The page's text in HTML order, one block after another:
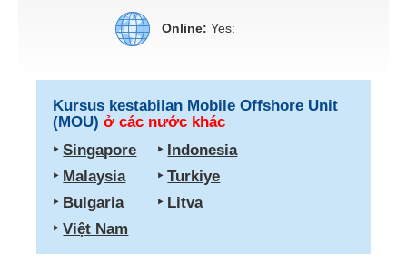
Online: Yes:
Kursus kestabilan Mobile Offshore Unit
(MOU)ở các nước khác
‣Singapore ‣ Indonesia
‣ Malaysia ‣Turkiye
‣ Bulgaria ‣ Litva
‣Việt Nam